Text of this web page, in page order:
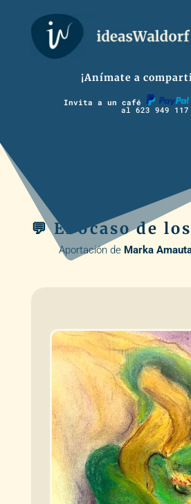
¡Anímate a
Invita a un café
al 623 949 117
💬 El ocaso de
Aportación de Marka